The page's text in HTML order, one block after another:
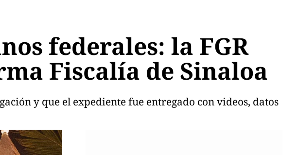
federales: la FGR
Fiscalía de Sinaloa
y que el expediente fue entregado con videos, datos